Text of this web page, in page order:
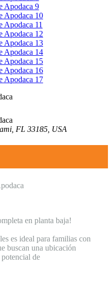
FL 33185, USA
en planta baja!
es ideal para familias con
buscan una ubicación
de